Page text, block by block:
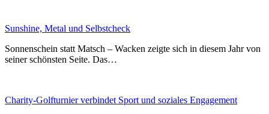
Sunshine, Metal und Selbstcheck
Sonnenschein statt Matsch – Wacken zeigte sich in diesem Jahr von
seiner schönsten Seite. Das…
Charity-Golfturnier verbindet Sport und soziales Engagement